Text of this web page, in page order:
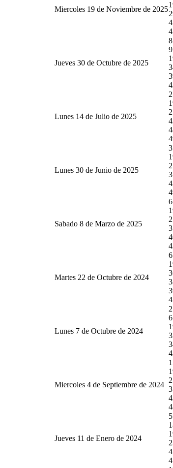
Miercoles 19 de Noviembre de 2025
Jueves 30 de Octubre de 2025
8
9
Lunes 14 de Julio de 2025
2
Lunes 30 de Junio de 2025
3
Sabado 8 de Marzo de 2025
6
Martes 22 de Octubre de 2024
6
Lunes 7 de Octubre de 2024
2
6
Miercoles 4 de Septiembre de 2024
Jueves 11 de Enero de 2024
5